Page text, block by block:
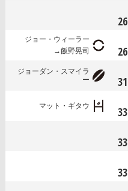
26
ジョー・ウィーラー
飯野晃司
26
ジョーダン・スマイラ
ー
31
マット・ギタウ 33
33
33